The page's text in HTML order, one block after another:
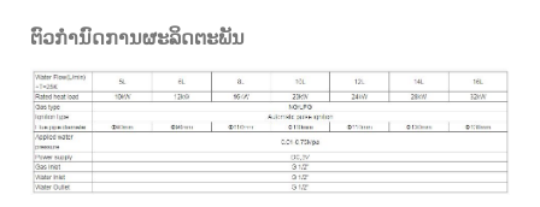
ຕົວກໍານົດການຜະລິດຕະພັນ